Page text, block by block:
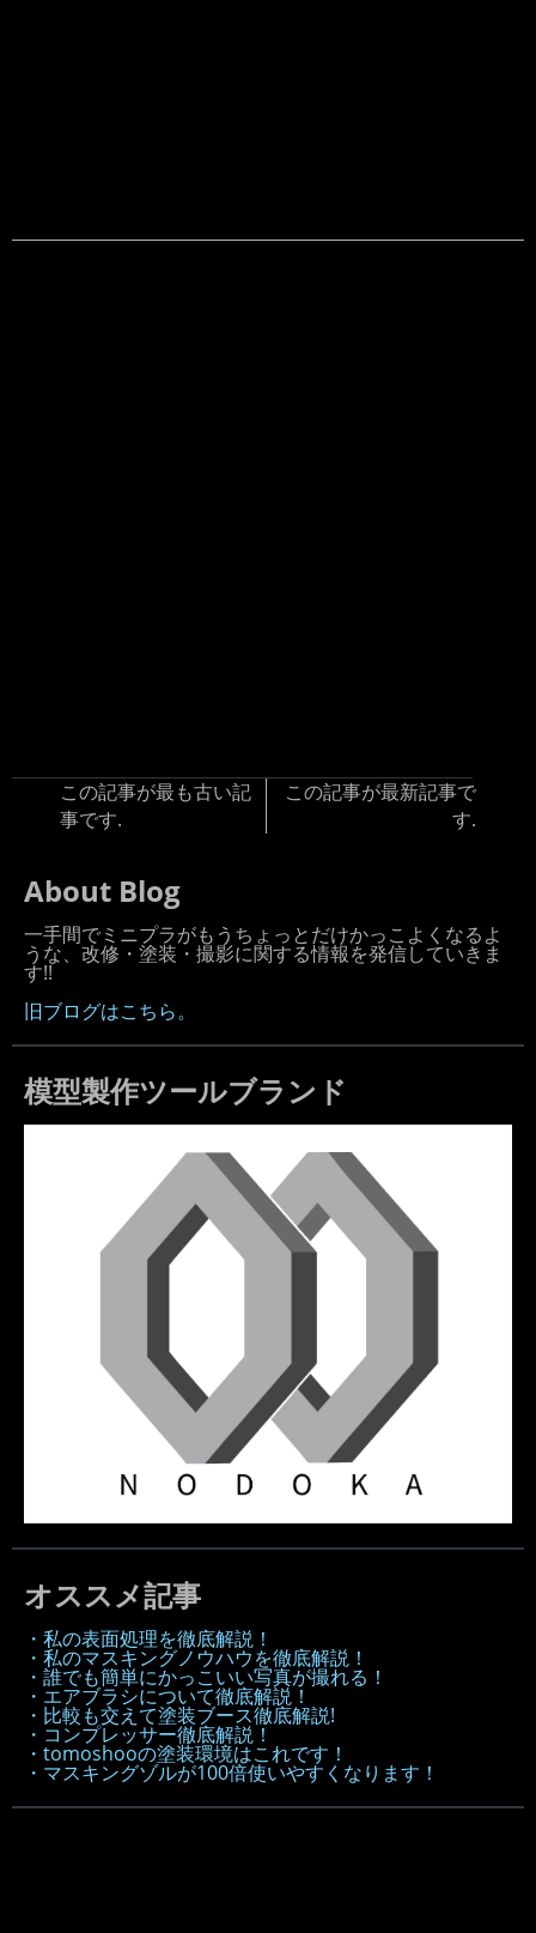
この記事が最も古い記
事です.
この記事が最新記事で
す.
About Blog
一手間でミニプラがもうちょっとだけかっこよくなるよ
うな、改修・塗装・撮影に関する情報を発信していきま
す!!
旧ブログはこちら。
模型製作ツールブランド
オススメ記事
・私の表面処理を徹底解説！
・私のマスキングノウハウを徹底解説！
・誰でも簡単にかっこいい写真が撮れる！
・エアブラシについて徹底解説！
・比較も交えて塗装ブース徹底解説!
・コンプレッサー徹底解説！
・tomoshooの塗装環境はこれです！
・マスキングゾルが100倍使いやすくなります！